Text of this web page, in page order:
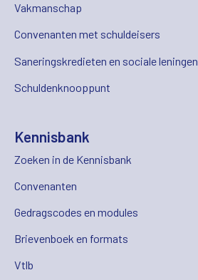
Vakmanschap
Convenanten met schuldeisers
Saneringskredieten en sociale leningen
Schuldenknooppunt
Kennisbank
Zoeken in de Kennisbank
Convenanten
Gedragscodes en modules
Brievenboek en formats
Vtlb